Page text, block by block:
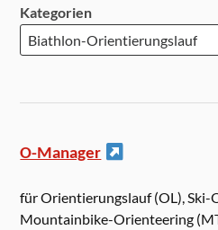
Kategorien
O-Manager
für Orientierungslauf (OL), Ski-
Mountainbike-Orienteering